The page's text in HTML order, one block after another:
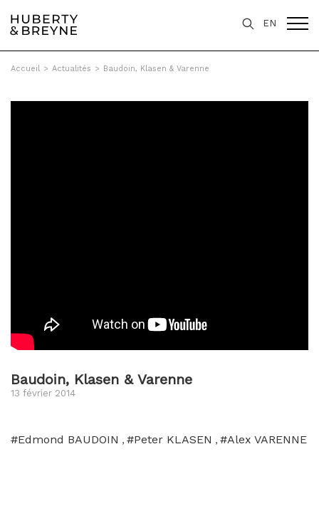
EN
Accueil > Actualités > Baudoin, Klasen & Varenne
Baudoin, Klasen & Varenne
13 février 2014
#Edmond BAUDOIN , #Peter KLASEN , #Alex VARENNE